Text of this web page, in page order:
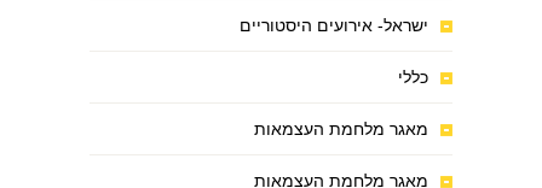
ישראל- אירועים היסטוריים
כללי
מאגר מלחמת העצמאות
מאגר מלחמת העצמאות